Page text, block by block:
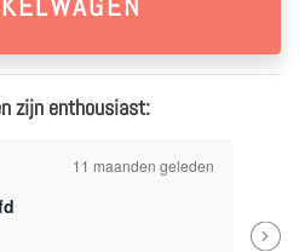
zijn enthousiast:
11 maanden geleden
Next